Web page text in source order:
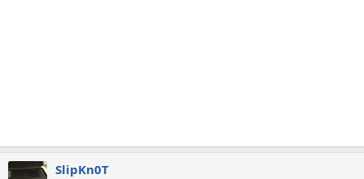
SlipKn0T